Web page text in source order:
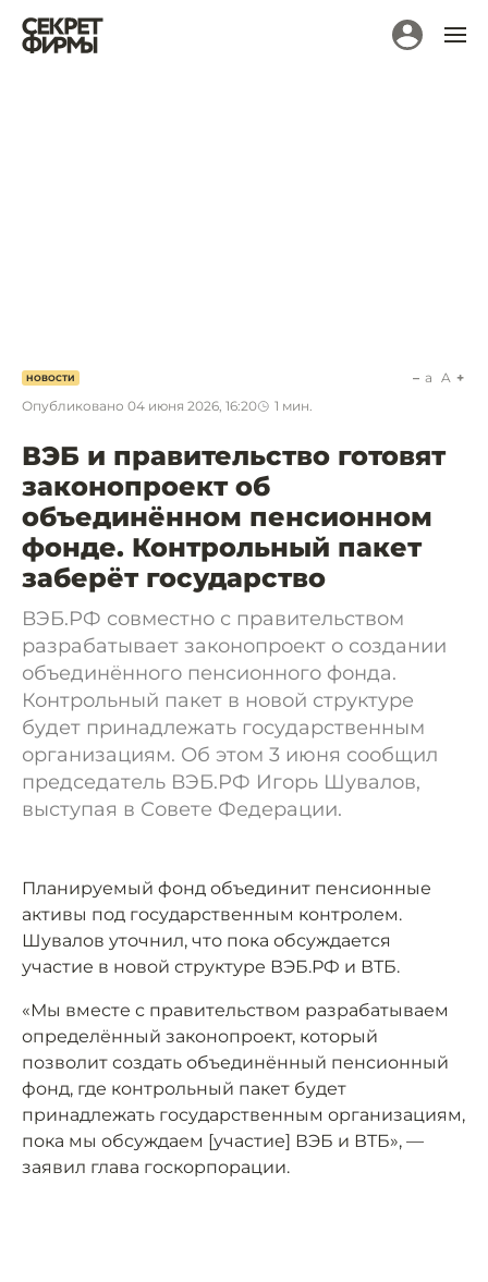
НОВОСТИ
Опубликовано 04 июня 2026, 16:20 1 мин.
a A
ВЭБ и правительство готовят
законопроект об
объединённом пенсионном
фонде. Контрольный пакет
заберёт государство
ВЭБ.РФ совместно с правительством
разрабатывает законопроект о создании
объединённого пенсионного фонда.
Контрольный пакет в новой структуре
будет принадлежать государственным
организациям. Об этом 3 июня сообщил
председатель ВЭБ.РФ Игорь Шувалов,
выступая в Совете Федерации.
Планируемый фонд объединит пенсионные
активы под государственным контролем.
Шувалов уточнил, что пока обсуждается
участие в новой структуре ВЭБ.РФ и ВТБ.
«Мы вместе с правительством разрабатываем
определённый законопроект, который
позволит создать объединённый пенсионный
фонд, где контрольный пакет будет
принадлежать государственным организациям,
пока мы обсуждаем [участие] ВЭБ и ВТБ», —
заявил глава госкорпорации.